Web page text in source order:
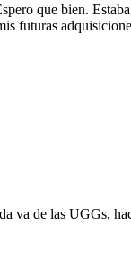
que bien.
mis futuras
va de las UGGs,